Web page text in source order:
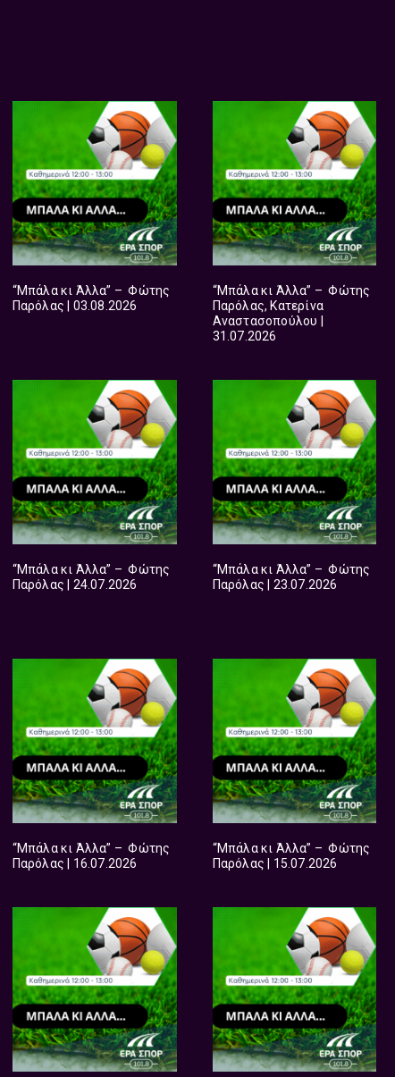
“Μπάλα κι Άλλα” – Φώτης
Παρόλας | 03.08.2026
“Μπάλα κι Άλλα” – Φώτης
Παρόλας, Κατερίνα
Αναστασοπούλου |
31.07.2026
“Μπάλα κι Άλλα” – Φώτης
Παρόλας | 24.07.2026
“Μπάλα κι Άλλα” – Φώτης
Παρόλας | 23.07.2026
“Μπάλα κι Άλλα” – Φώτης
Παρόλας | 16.07.2026
“Μπάλα κι Άλλα” – Φώτης
Παρόλας | 15.07.2026